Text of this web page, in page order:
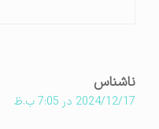
ناشناس
2024/12/17 در 7:05 ب.ظ